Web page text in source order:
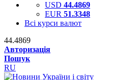
USD 44.4869
EUR 51.3348
Всі курси валют
44.4869
Авторизація
Пошук
RU